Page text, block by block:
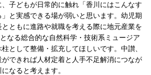
子どもが日常的に触れ「香川にはこんなす
と実感できる場が弱いと思います。幼児期
ともに進路や就職を考える際に地元産業を
なる総合的な自然科学・技術系ミュージア
として整備・拡充してほしいです。中讃、
できれば人材定着と人手不足解消につなが
なると考えます。